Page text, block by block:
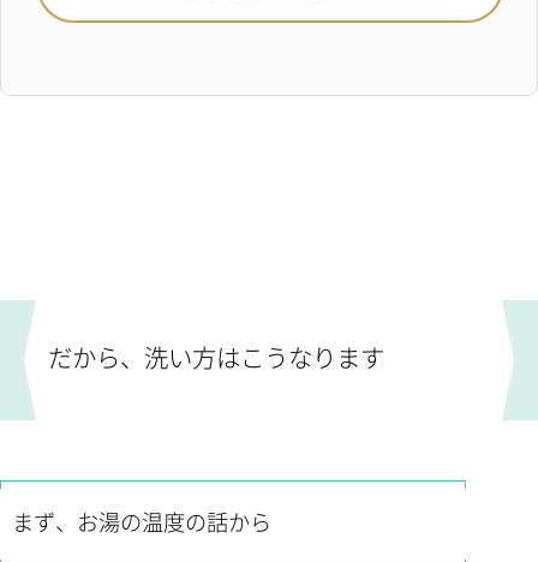
だから、洗い方はこうなります
まず、お湯の温度の話から